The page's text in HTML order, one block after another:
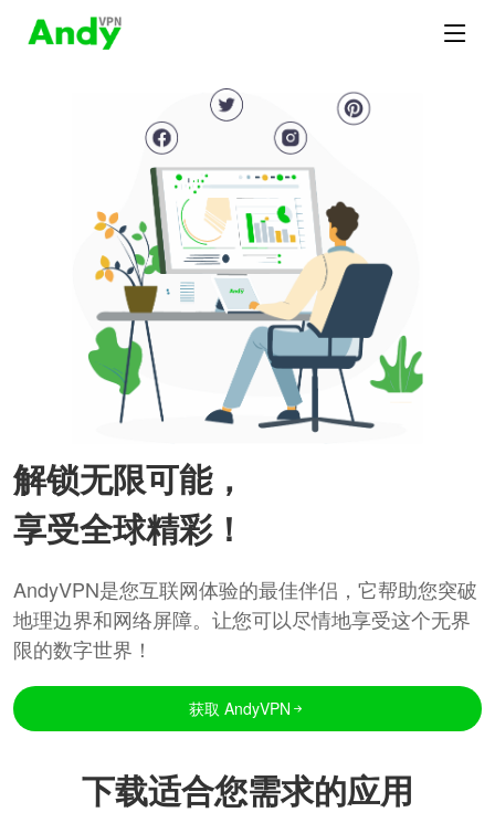
解锁无限可能，
享受全球精彩！
AndyVPN是您互联网体验的最佳伴侣，它帮助您突破
地理边界和网络屏障。让您可以尽情地享受这个无界
限的数字世界！
获取 AndyVPN
下载适合您需求的应用